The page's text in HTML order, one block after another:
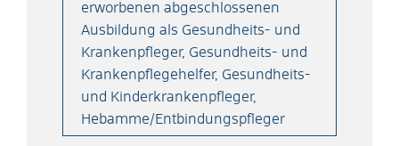
erworbenen abgeschlossenen
Ausbildung als Gesundheits- und
Krankenpfleger, Gesundheits- und
Krankenpflegehelfer, Gesundheits-
und Kinderkrankenpfleger,
Hebamme/Entbindungspfleger